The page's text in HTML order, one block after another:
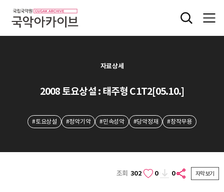
자료상세
2008 토요상설 : 태주형 C1T2[05.10.]
#토요상설 #정악기악 #민속성악 #당악정재 #창작무용
조회 302 0 0 자막보기